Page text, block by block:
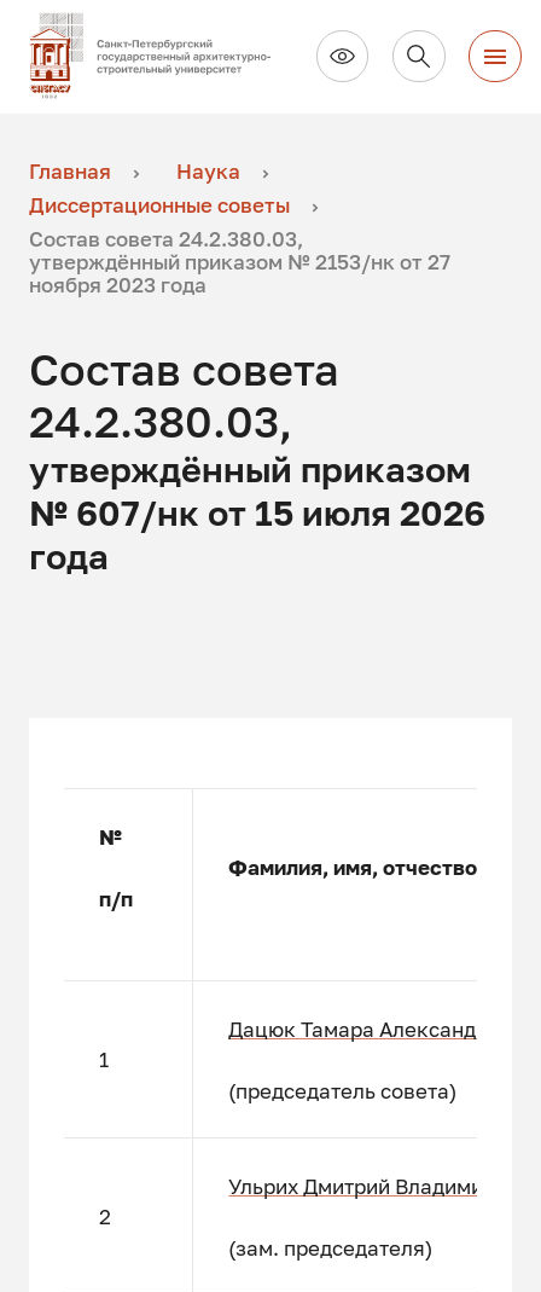
Главная
Наука
Диссертационные советы
Состав совета 24.2.380.03,
утверждённый приказом № 2153/нк от 27
ноября 2023 года
Состав совета
24.2.380.03,
утверждённый приказом
№ 607/нк от 15 июля 2026
года
№
п/п
Фамилия, имя, отчество
1
Дацюк Тамара Александровна
(председатель совета)
2
Ульрих Дмитрий
(зам. председателя)